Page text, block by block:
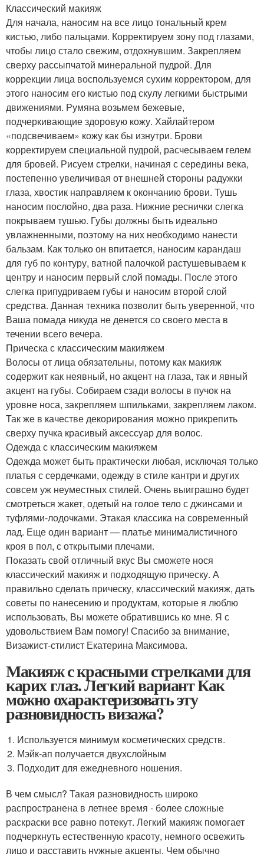
Классический макияж
Для начала, наносим на все лицо тональный крем
кистью, либо пальцами. Корректируем зону под глазами,
чтобы лицо стало свежим, отдохнувшим. Закрепляем
сверху рассыпчатой минеральной пудрой. Для
коррекции лица воспользуемся сухим корректором, для
этого наносим его кистью под скулу легкими быстрыми
движениями. Румяна возьмем бежевые,
подчеркивающие здоровую кожу. Хайлайтером
«подсвечиваем» кожу как бы изнутри. Брови
корректируем специальной пудрой, расчесываем гелем
для бровей. Рисуем стрелки, начиная с середины века,
постепенно увеличивая от внешней стороны радужки
глаза, хвостик направляем к окончанию брови. Тушь
наносим послойно, два раза. Нижние реснички слегка
покрываем тушью. Губы должны быть идеально
увлажненными, поэтому на них необходимо нанести
бальзам. Как только он впитается, наносим карандаш
для губ по контуру, ватной палочкой растушевываем к
центру и наносим первый слой помады. После этого
слегка припудриваем губы и наносим второй слой
средства. Данная техника позволит быть уверенной, что
Ваша помада никуда не денется со своего места в
течении всего вечера.
Прическа с классическим макияжем
Волосы от лица обязательны, потому как макияж
содержит как неявный, но акцент на глаза, так и явный
акцент на губы. Собираем сзади волосы в пучок на
уровне носа, закрепляем шпильками, закрепляем лаком.
Так же в качестве декорирования можно прикрепить
сверху пучка красивый аксессуар для волос.
Одежда с классическим макияжем
Одежда может быть практически любая, исключая только
платья с сердечками, одежду в стиле кантри и других
совсем уж неуместных стилей. Очень выиграшно будет
смотреться жакет, одетый на голое тело с джинсами и
туфлями-лодочками. Этакая классика на современный
лад. Еще один вариант — платье минималистичного
кроя в пол, с открытыми плечами.
Показать свой отличный вкус Вы сможете нося
классический макияж и подходящую прическу. А
правильно сделать прическу, классический макияж, дать
советы по нанесению и продуктам, которые я люблю
использовать, Вы можете обратившись ко мне. Я с
удовольствием Вам помогу! Спасибо за внимание,
Визажист-стилист Екатерина Максимова.
Макияж с красными стрелками для
карих глаз. Легкий вариант Как
можно охарактеризовать эту
разновидность визажа?
Используется минимум косметических средств.
Мэйк-ап получается двухслойным
Подходит для ежедневного ношения.
В чем смысл? Такая разновидность широко
распространена в летнее время - более сложные
раскраски все равно потекут. Легкий макияж помогает
подчеркнуть естественную красоту, немного освежить
лицо и расставить нужные акценты. Чем обычно